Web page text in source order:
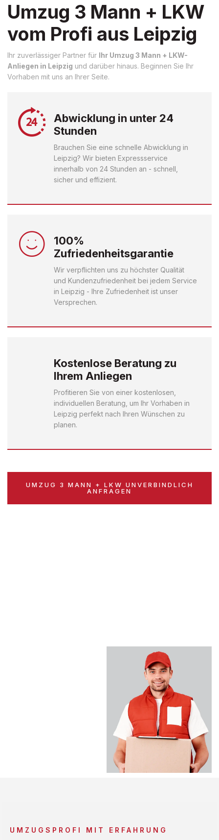
Umzug 3 Mann + LKW
vom Profi aus Leipzig
Ihr zuverlässiger Partner für Ihr Umzug 3 Mann + LKW-
Anliegen in Leipzig und darüber hinaus. Beginnen Sie Ihr
Vorhaben mit uns an Ihrer Seite.
Abwicklung in unter 24
Stunden
Brauchen Sie eine schnelle Abwicklung in
Leipzig? Wir bieten Expressservice
innerhalb von 24 Stunden an - schnell,
sicher und effizient.
100%
Zufriedenheitsgarantie
Wir verpflichten uns zu höchster Qualität
und Kundenzufriedenheit bei jedem Service
in Leipzig - Ihre Zufriedenheit ist unser
Versprechen.
Kostenlose Beratung zu
Ihrem Anliegen
Profitieren Sie von einer kostenlosen,
individuellen Beratung, um Ihr Vorhaben in
Leipzig perfekt nach Ihren Wünschen zu
planen.
UMZUG 3 MANN + LKW UNVERBINDLICH
ANFRAGEN
UMZUGSPROFI MIT ERFAHRUNG